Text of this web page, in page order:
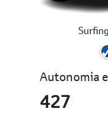
Autonomia
427